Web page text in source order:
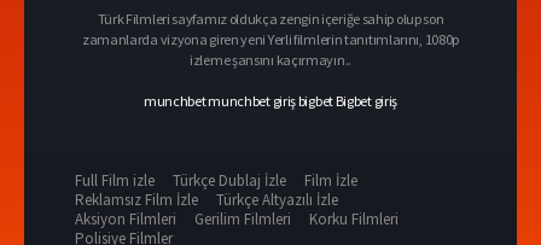
Türk Filmleri sayfamız oldukça zengin içeriğe sahip olup son
zamanlarda vizyona giren yeni Yerli filmlerin tanıtımlarını, 1080p
izleme şansını kaçırmayın..
munchbetmunchbet giriş bigbet Bigbet giriş
Full Film izle Türkçe Dublaj İzle
Film İzle
Reklamsız Film İzle
Türkçe Altyazılı İzle
Aksiyon Filmleri
Gerilim Filmleri
Korku Filmleri
Polisiye Filmler